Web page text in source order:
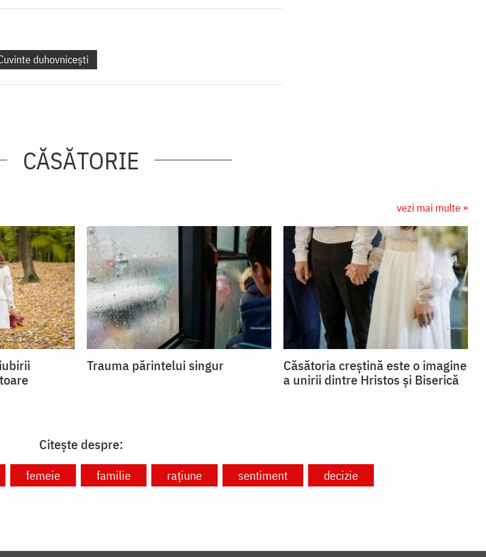
duhovnicești
CĂSĂTORIE
vezi mai multe »
Trauma părintelui singur
Căsătoria creștină este o imagine
a unirii dintre Hristos și Biserică
Citește despre:
femeie familie rațiune sentiment decizie